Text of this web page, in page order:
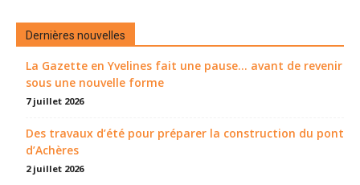
Dernières nouvelles
La Gazette en Yvelines fait une pause... avant de revenir
sous une nouvelle forme
7 juillet 2026
Des travaux d’été pour préparer la construction du pont
d’Achères
2 juillet 2026